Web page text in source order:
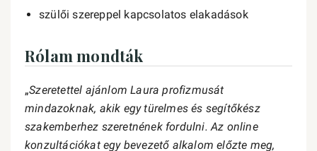
szülői szereppel kapcsolatos elakadások
Rólam mondták
„Szeretettel ajánlom Laura profizmusát
mindazoknak, akik egy türelmes és segítőkész
szakemberhez szeretnének fordulni. Az online
konzultációkat egy bevezető alkalom előzte meg,